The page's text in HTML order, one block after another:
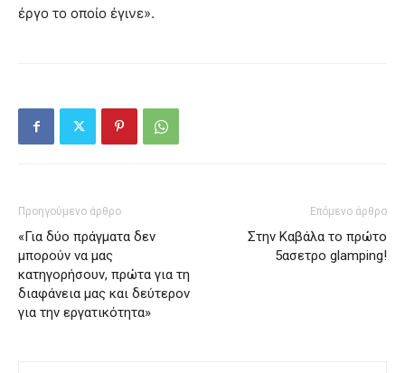
έργο το οποίο έγινε».
Προηγούμενο άρθρο
«Για δύο πράγματα δεν
μπορούν να μας
κατηγορήσουν, πρώτα για τη
διαφάνεια μας και δεύτερον
για την εργατικότητα»
Επόμενο άρθρο
Στην Καβάλα το πρώτο
5ασετρο glamping!